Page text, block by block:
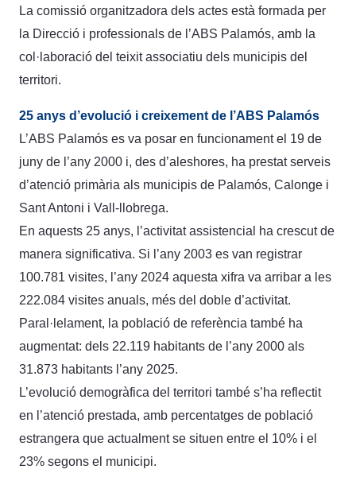
La comissió organitzadora dels actes està formada per
la Direcció i professionals de l’ABS Palamós, amb la
col·laboració del teixit associatiu dels municipis del
territori.
25 anys d’evolució i creixement de l’ABS Palamós
L’ABS Palamós es va posar en funcionament el 19 de
juny de l’any 2000 i, des d’aleshores, ha prestat serveis
d’atenció primària als municipis de Palamós, Calonge i
Sant Antoni i Vall-llobrega.
En aquests 25 anys, l’activitat assistencial ha crescut de
manera significativa. Si l’any 2003 es van registrar
100.781 visites, l’any 2024 aquesta xifra va arribar a les
222.084 visites anuals, més del doble d’activitat.
Paral·lelament, la població de referència també ha
augmentat: dels 22.119 habitants de l’any 2000 als
31.873 habitants l’any 2025.
L’evolució demogràfica del territori també s’ha reflectit
en l’atenció prestada, amb percentatges de població
estrangera que actualment se situen entre el 10% i el
23% segons el municipi.